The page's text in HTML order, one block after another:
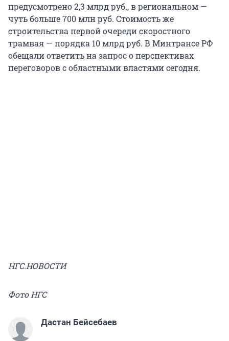
предусмотрено 2,3 млрд руб., в региональном —
чуть больше 700 млн руб. Стоимость же
строительства первой очереди скоростного
трамвая — порядка 10 млрд руб. В Минтрансе РФ
обещали ответить на запрос о перспективах
переговоров с областными властями сегодня.
НГС.НОВОСТИ
Фото НГС
Дастан Бейсебаев